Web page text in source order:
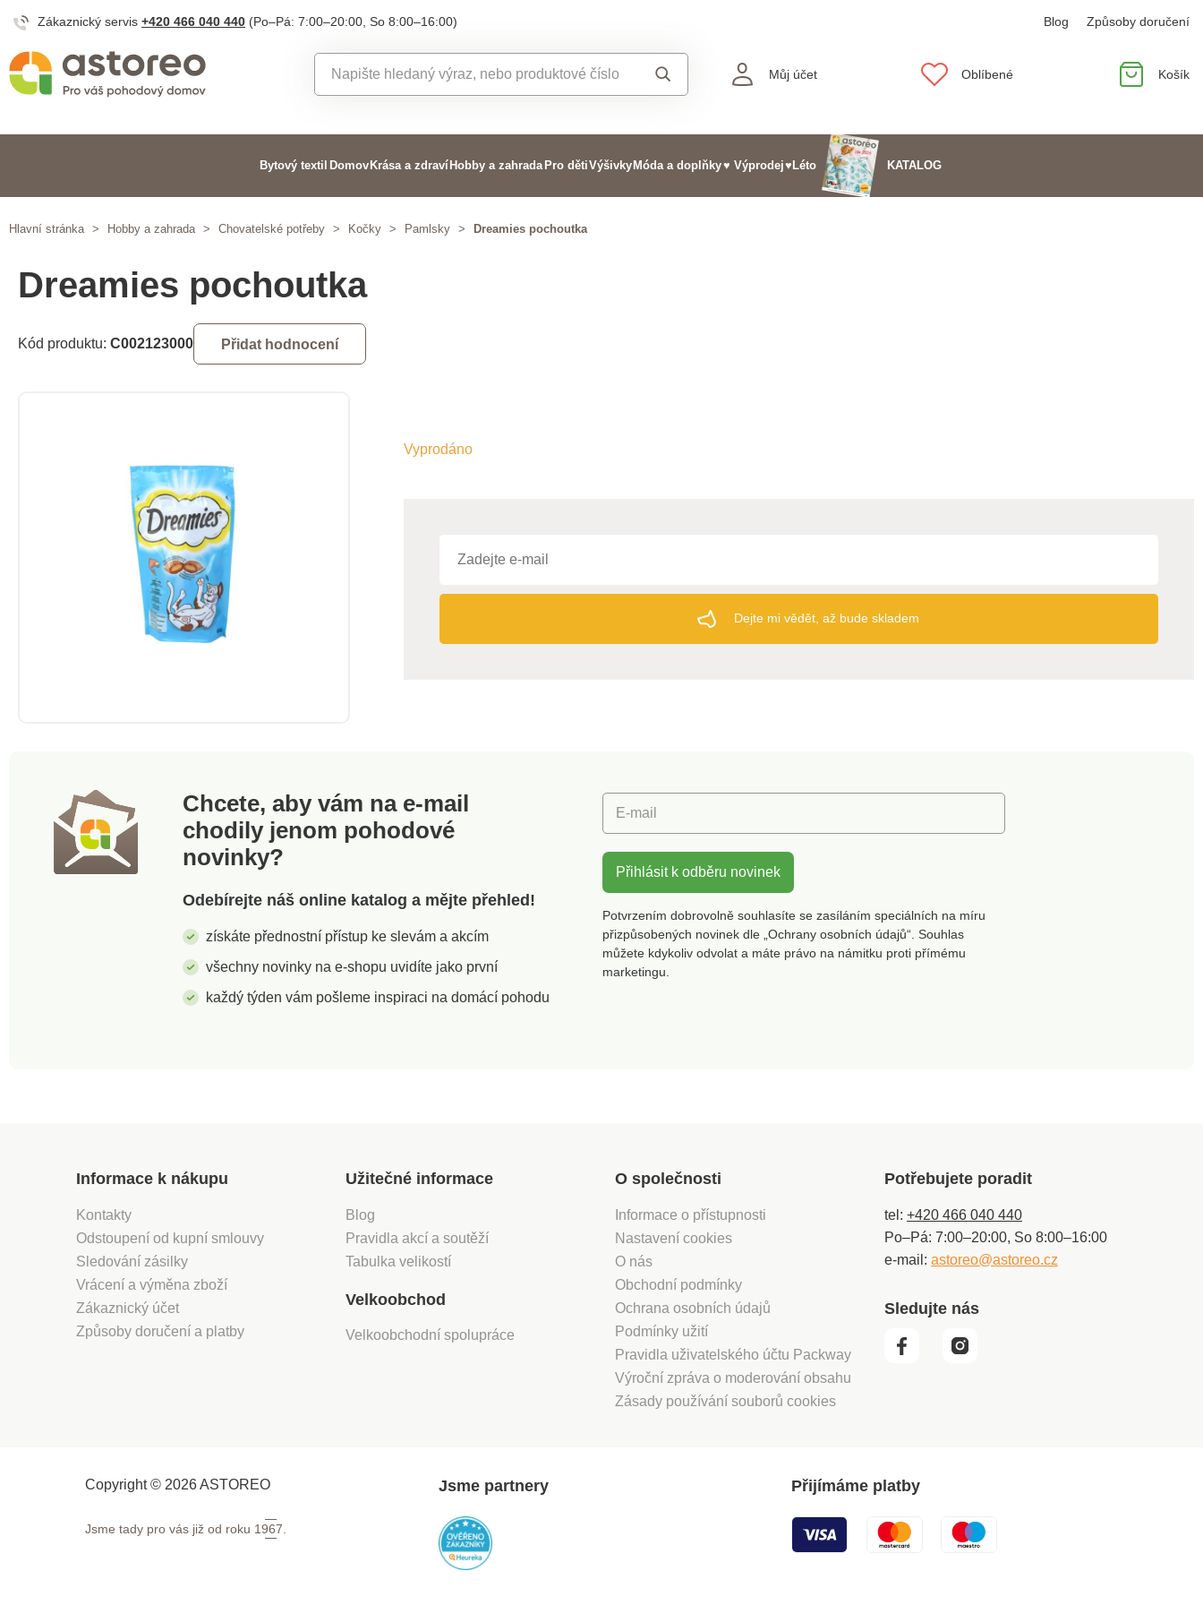
Zákaznický servis +420 466 040 440 (Po–Pá: 7:00–20:00, So 8:00–16:00) Blog Způsoby doručení
Můj účet Oblíbené Košík
Bytový textil Domov Krása a zdraví Hobby a zahrada Pro dětiVýšivky Móda a doplňky♥ Výprodej♥Léto KATALOG
Hlavní stránka > Hobby a zahrada > Chovatelské potřeby > Kočky > Pamlsky > Dreamies pochoutka
Dreamies pochoutka
Kód produktu: C002123000 Přidat hodnocení
Vyprodáno
Dejte mi vědět, až bude skladem
Chcete, aby vám na e-mail
chodily jenom pohodové
novinky?
Odebírejte náš online katalog a mějte přehled!
získáte přednostní přístup ke slevám a akcím
všechny novinky na e-shopu uvidíte jako první
každý týden vám pošleme inspiraci na domácí pohodu
E-mail
Přihlásit k odběru novinek
Potvrzením dobrovolně souhlasíte se zasíláním speciálních na míru
přizpůsobených novinek dle „Ochrany osobních údajů“. Souhlas
můžete kdykoliv odvolat a máte právo na námitku proti přímému
marketingu.
Informace k nákupu
Kontakty
Odstoupení od kupní smlouvy
Sledování zásilky
Vrácení a výměna zboží
Zákaznický účet
Způsoby doručení a platby
Užitečné informace
Blog
Pravidla akcí a soutěží
Tabulka velikostí
Velkoobchod
Velkoobchodní spolupráce
O společnosti
Informace o přístupnosti
Nastavení cookies
O nás
Obchodní podmínky
Ochrana osobních údajů
Podmínky užití
Pravidla uživatelského účtu Packway
Výroční zpráva o moderování obsahu
Zásady používání souborů cookies
Potřebujete poradit
tel: +420 466 040 440
Po–Pá: 7:00–20:00, So 8:00–16:00
e-mail: astoreo@astoreo.cz
Sledujte nás
Copyright © 2026 ASTOREO
Jsme tady pro vás již od roku 1967.
Jsme partnery Přijímáme platby